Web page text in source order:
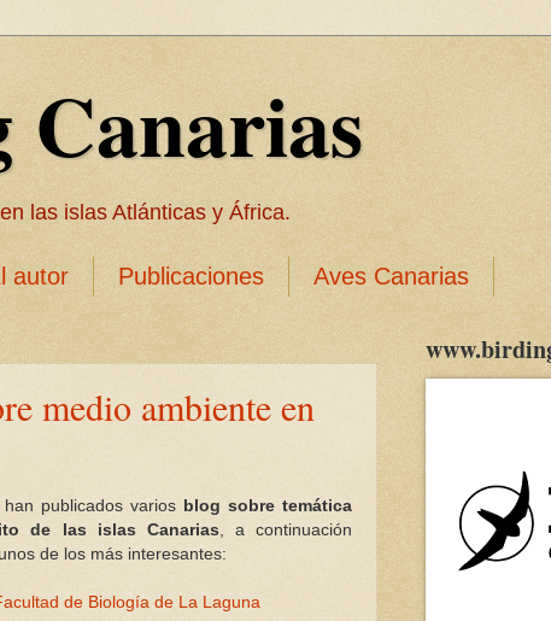
las islas Atlánticas y África.
autor Publicaciones Aves Canarias
medio ambiente en
publicados varios blog sobre temática
de las islas Canarias, a continuación
de los más interesantes:
de Biología de La Laguna